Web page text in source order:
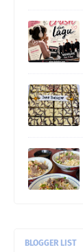
BLOGGER LIST